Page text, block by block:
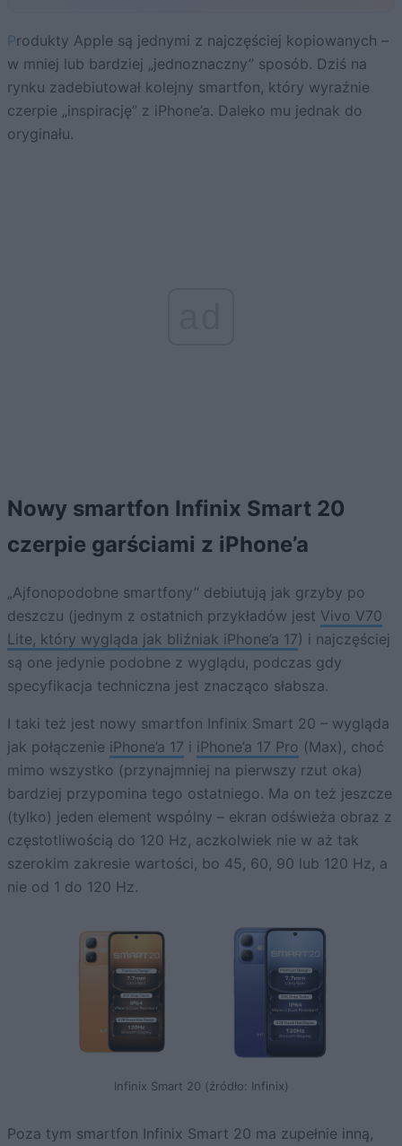
Produkty Apple są jednymi z najczęściej kopiowanych –
w mniej lub bardziej „jednoznaczny” sposób. Dziś na
rynku zadebiutował kolejny smartfon, który wyraźnie
czerpie „inspirację” z iPhone’a. Daleko mu jednak do
oryginału.
Nowy smartfon Infinix Smart 20
czerpie garściami z iPhone’a
„Ajfonopodobne smartfony” debiutują jak grzyby po
deszczu (jednym z ostatnich przykładów jest Vivo V70
Lite, który wygląda jak bliźniak iPhone’a 17) i najczęściej
są one jedynie podobne z wyglądu, podczas gdy
specyfikacja techniczna jest znacząco słabsza.
I taki też jest nowy smartfon Infinix Smart 20 – wygląda
jak połączenie iPhone’a 17 i iPhone’a 17 Pro (Max), choć
mimo wszystko (przynajmniej na pierwszy rzut oka)
bardziej przypomina tego ostatniego. Ma on też jeszcze
(tylko) jeden element wspólny – ekran odświeża obraz z
częstotliwością do 120 Hz, aczkolwiek nie w aż tak
szerokim zakresie wartości, bo 45, 60, 90 lub 120 Hz, a
nie od 1 do 120 Hz.
Infinix Smart 20 (źródło: Infinix)
Poza tym smartfon Infinix Smart 20 ma zupełnie inną,